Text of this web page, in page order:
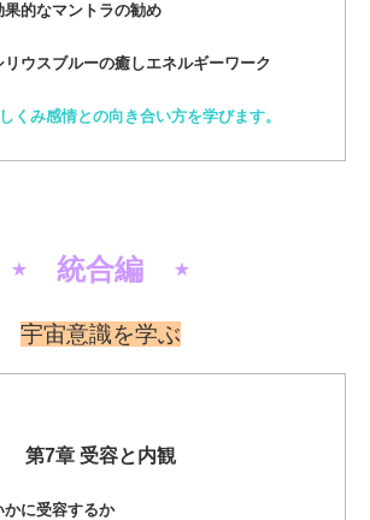
果的なマントラの勧め
ウスブルーの癒しエネルギーワーク
くみ感情との向き合い方を学びます。
⋆ 統合編 ⋆
宇宙意識を学ぶ
第7章 受容と内観
に受容するか